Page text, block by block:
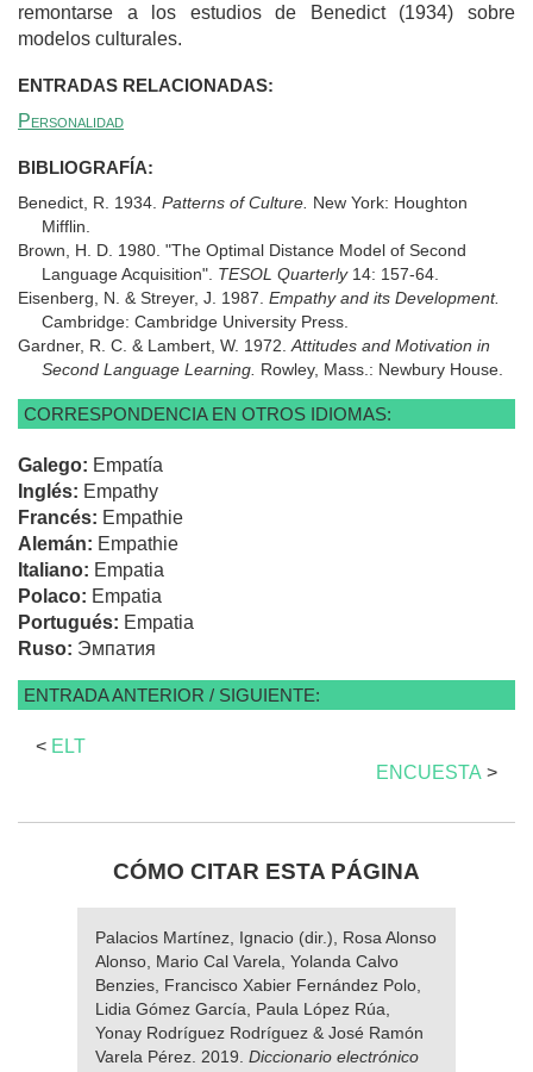
remontarse a los estudios de Benedict (1934) sobre
modelos culturales.
ENTRADAS RELACIONADAS:
Personalidad
BIBLIOGRAFÍA:
Benedict, R. 1934. Patterns of Culture. New York: Houghton
Mifflin.
Brown, H. D. 1980. "The Optimal Distance Model of Second
Language Acquisition". TESOL Quarterly 14: 157-64.
Eisenberg, N. & Streyer, J. 1987. Empathy and its Development.
Cambridge: Cambridge University Press.
Gardner, R. C. & Lambert, W. 1972. Attitudes and Motivation in
Second Language Learning. Rowley, Mass.: Newbury House.
CORRESPONDENCIA EN OTROS IDIOMAS:
Galego: Empatía
Inglés: Empathy
Francés: Empathie
Alemán: Empathie
Italiano: Empatia
Polaco: Empatia
Portugués: Empatia
Ruso: Эмпатия
ENTRADA ANTERIOR / SIGUIENTE:
< ELT
ENCUESTA >
CÓMO CITAR ESTA PÁGINA
Palacios Martínez, Ignacio (dir.), Rosa Alonso
Alonso, Mario Cal Varela, Yolanda Calvo
Benzies, Francisco Xabier Fernández Polo,
Lidia Gómez García, Paula López Rúa,
Yonay Rodríguez Rodríguez & José Ramón
Varela Pérez. 2019. Diccionario electrónico